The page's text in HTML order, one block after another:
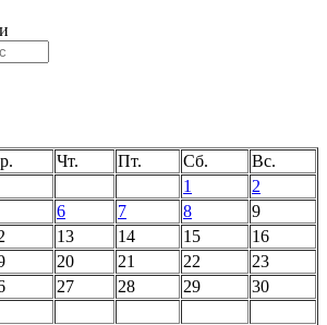
Чт. Пт. Сб.
Вс.
1
2
6 7 8
9
13 14 15
16
20 21 22
23
27 28 29
30